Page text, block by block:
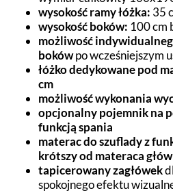
wysokość ramy łóżka: 35
wysokość boków: 100 cm
możliwość
bokówpo wcześniejszym
łóżko dedykowane pod
cm
możliwość wykonania
opcjonalny pojemnik na
funkcją spania
materac do szuflady z
krótszy od materaca
tapicerowany zagłówek
spokojnego efektu